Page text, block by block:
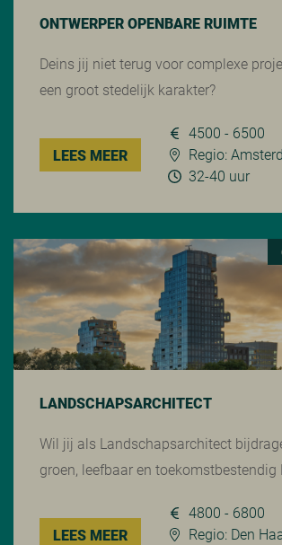
ONTWERPER OPENBARE RUIMTE
Deins jij niet terug voor complexe
een groot stedelijk karakter?
LEES MEER
4500 - 6500
Regio:
32-40 uur
LANDSCHAPSARCHITECT
Wil jij als Landschapsarchitect
groen, leefbaar en toekomstbestendig
LEES MEER
4800 - 6800
Regio: Den